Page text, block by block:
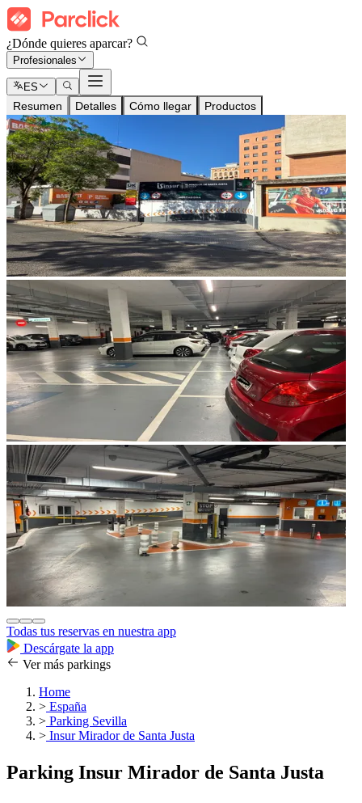
¿Dónde quieres aparcar?
Profesionales
ES
Resumen Detalles Cómo llegar Productos
Todas tus reservas en nuestra app
Descárgate la app
Ver más parkings
Home
> España
> Parking Sevilla
> Insur Mirador de Santa Justa
Parking Insur Mirador de Santa Justa